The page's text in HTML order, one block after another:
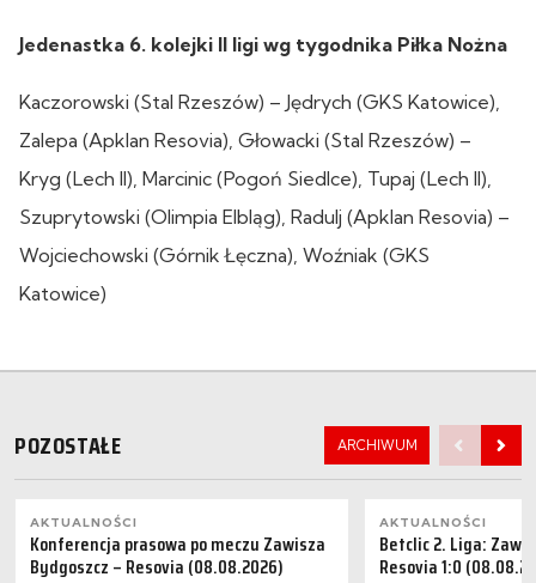
Jedenastka 6. kolejki II ligi wg tygodnika Piłka Nożna
Kaczorowski (Stal Rzeszów) – Jędrych (GKS Katowice),
Zalepa (Apklan Resovia), Głowacki (Stal Rzeszów) –
Kryg (Lech II), Marcinic (Pogoń Siedlce), Tupaj (Lech II),
Szuprytowski (Olimpia Elbląg), Radulj (Apklan Resovia) –
Wojciechowski (Górnik Łęczna), Woźniak (GKS
Katowice)
POZOSTAŁE ARCHIWUM
AKTUALNOŚCI
Konferencja prasowa po meczu Zawisza
Bydgoszcz – Resovia (08.08.2026)
AKTUALNOŚCI
Betclic 2. Liga:
Resovia 1:0